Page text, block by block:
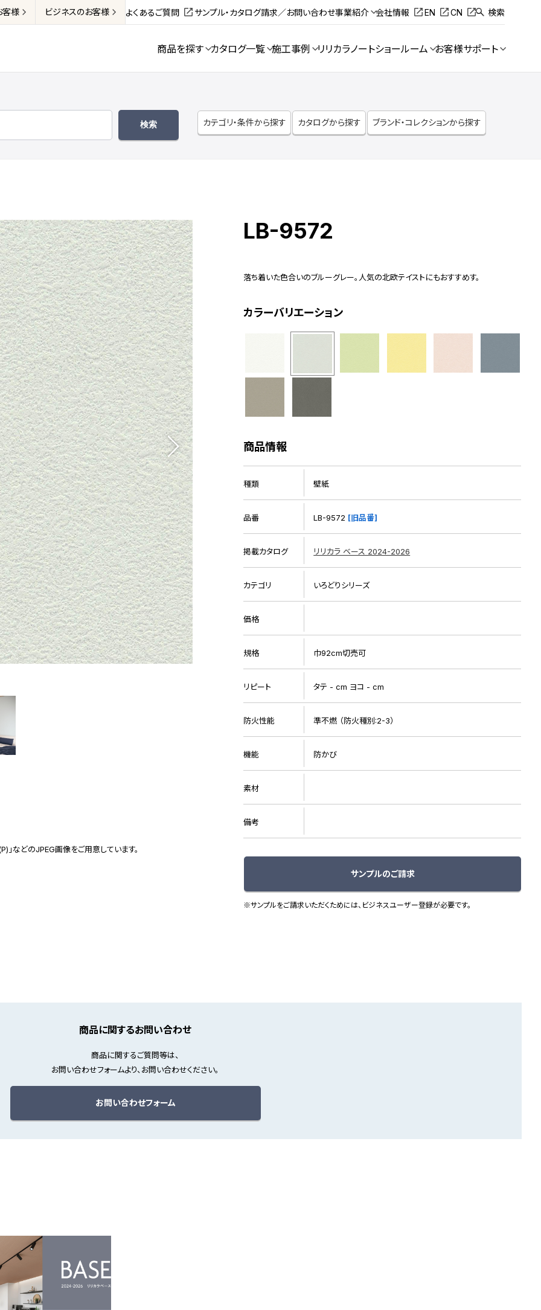
客様 ビジネスのお客様 よくあるご質問 サンプル・カタログ請求／お問い合わせ事業紹介 会社情報 EN CN 検索
商品を探す カタログ一覧 施工事例 リリカラノートショールーム お客様サポート
カテゴリ・条件から探す カタログから探す ブランド・コレクションから探す
」などのJPEG画像をご用意しています。
LB-9572
落ち着いた色合いのブルーグレー。人気の北欧テイストにもおすすめす。
カラーバリエーション
商品情報
種類 壁紙
品番 LB-9572 [旧品番]
掲載カタログ リリカラ ベース 2024-2026
カテゴリ いろどりシリーズ
価格
規格 巾92cm切売可
リピート タテ - cm ヨコ - cm
防火性能 準不燃 （防火種別:2-3）
機能 防かび
素材
備考
サンプルのご請求
※サンプルをご請求いただくためには、ビジネスユーザー登録が必要です。
商品に関するお問い合わせ
商品に関するご質問等は、
お問い合わせフォームより、お問い合わせください。
お問い合わせフォーム